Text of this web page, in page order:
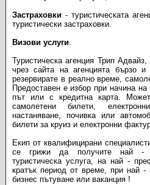
Застраховки- туристическата
туристически застраховки.
Визови услуги.
Туристическа агенция Трип
чрез сайта на агенцията бързо
резервирате в реално време,
Предоставен е избор при начина
път или с кредитна карта.
самолетени билети,
настаняване, почивка или
билети за круиз и електронни
Екип от квалифицирани
се грижи да получите най -
туристическа услуга, на най -
кратък период от време, при най -
бизнес пътуване или ваканция !